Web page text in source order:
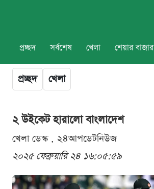
প্রচ্ছদ সর্বশেষ খেলা শেয়ার বাজার
প্রচ্ছদ খেলা
২ উইকেট হারালো বাংলাদেশ
খেলা ডেস্ক . ২৪আপডেটনিউজ
২০২৫ ফেব্রুয়ারি ২৪ ১৬:০৫:৫৯